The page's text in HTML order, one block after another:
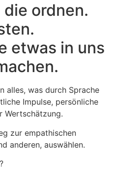
ordnen.
etwas in uns
alles, was durch Sprache
Impulse, persönliche
Wertschätzung.
zur empathischen
anderen, auswählen.